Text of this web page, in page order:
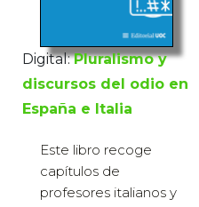
Digital: Pluralismo y
discursos del odio en
España e Italia
Este libro recoge
capítulos de
profesores italianos y